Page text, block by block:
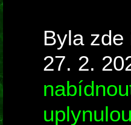
Byla zde
27. 2.